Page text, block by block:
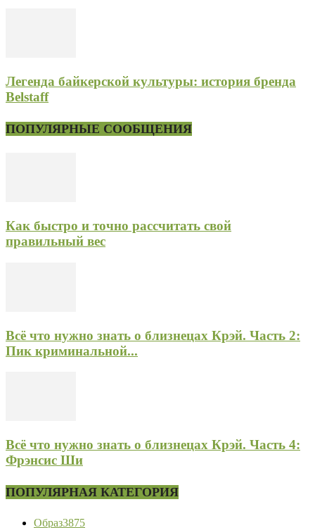
Легенда байкерской культуры: история бренда
Belstaff
ПОПУЛЯРНЫЕ СООБЩЕНИЯ
Как быстро и точно рассчитать свой
правильный вес
Всё что нужно знать о близнецах Крэй. Часть 2:
Пик криминальной...
Всё что нужно знать о близнецах Крэй. Часть 4:
Фрэнсис Ши
ПОПУЛЯРНАЯ КАТЕГОРИЯ
Образ3875